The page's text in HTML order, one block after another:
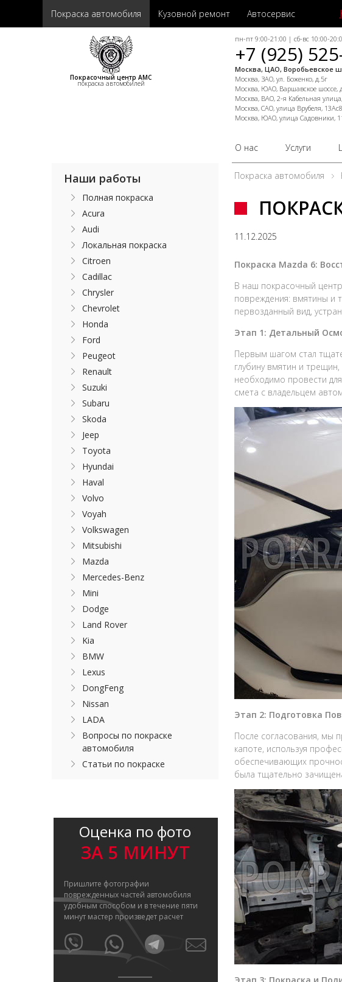
Покраска автомобиля Кузовной ремонт Автосервис
Покрасочный центр АМС
покраска автомобилей
пн-пт 9:00-21:00 | сб-вс 10:00-
+7 (925)
Москва, ЦАО, Воробьевское
Москва, ЗАО, ул. Боженко, д.5г
Москва, ЮАО, Варшавское шоссе,
Москва, ВАО, 2-я Кабельная
Москва, САО, улица Врубеля, 13Ас8
Москва, ЮАО, улица Садовники,
О нас Услуги
Покраска автомобиля
11.12.2025
Покраска Mazda 6:
В наш покрасочный
повреждения: вмятины и
первозданный вид,
Этап 1: Детальный
Первым шагом стал
глубину вмятин и
необходимо провести
смета с владельцем
Этап 2: Подготовка
После согласования, мы
капоте, используя
обеспечивающих
была тщательно
Наши работы
Полная покраска
Acura
Audi
Локальная покраска
Citroen
Cadillac
Chrysler
Chevrolet
Honda
Ford
Peugeot
Renault
Suzuki
Subaru
Skoda
Jeep
Toyota
Hyundai
Haval
Volvo
Voyah
Volkswagen
Mitsubishi
Mazda
Mercedes-Benz
Mini
Dodge
Land Rover
Kia
BMW
Lexus
DongFeng
Nissan
LADA
Вопросы по покраске
автомобиля
Статьи по покраске
Оценка по фото
ЗА 5 МИНУТ
Пришлите фотографии
поврежденных частей автомобиля
удобным способом и в течение пяти
минут мастер произведет расчет